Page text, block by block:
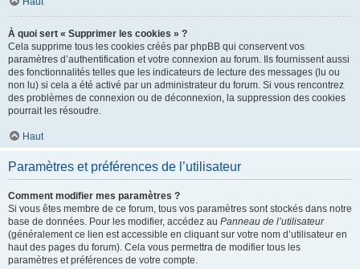
À quoi sert « Supprimer les cookies » ?
Cela supprime tous les cookies créés par phpBB qui conservent vos
paramètres d’authentification et votre connexion au forum. Ils fournissent aussi
des fonctionnalités telles que les indicateurs de lecture des messages (lu ou
non lu) si cela a été activé par un administrateur du forum. Si vous rencontrez
des problèmes de connexion ou de déconnexion, la suppression des cookies
pourrait les résoudre.
Haut
Paramètres et préférences de l’utilisateur
Comment modifier mes paramètres ?
Si vous êtes membre de ce forum, tous vos paramètres sont stockés dans notre
base de données. Pour les modifier, accédez au Panneau de l’utilisateur
(généralement ce lien est accessible en cliquant sur votre nom d’utilisateur en
haut des pages du forum). Cela vous permettra de modifier tous les
paramètres et préférences de votre compte.